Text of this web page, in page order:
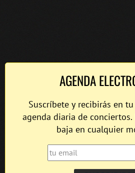
AGENDA
Suscríbete y recibirás en
agenda diaria de conciertos.
baja en cualquier